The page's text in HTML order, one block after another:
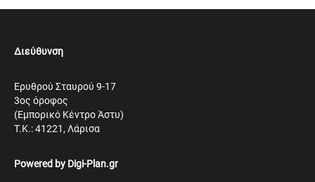
Διεύθυνση
Ερυθρού Σταυρού 9-17
3ος όροφος
(Εμπορικό Κέντρο Άστυ)
Τ.Κ.: 41221, Λάρισα
Powered by Digi-Plan.gr